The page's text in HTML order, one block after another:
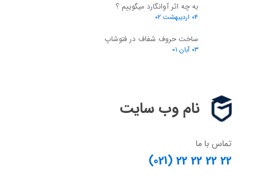
به چه اثر آوانگارد میگوییم ؟
۰۴ اردیبهشت ۰۲
ساخت حروف شفاف در فتوشاپ
۰۳ آبان ۰۱
نام وب سایت
تماس با ما
(021) 22 22 22 22